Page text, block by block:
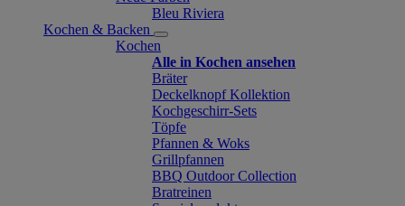
Bleu Riviera
Kochen & Backen
Kochen
Alle in Kochen ansehen
Bräter
Deckelknopf Kollektion
Kochgeschirr-Sets
Töpfe
Pfannen & Woks
Grillpfannen
BBQ Outdoor Collection
Bratreinen